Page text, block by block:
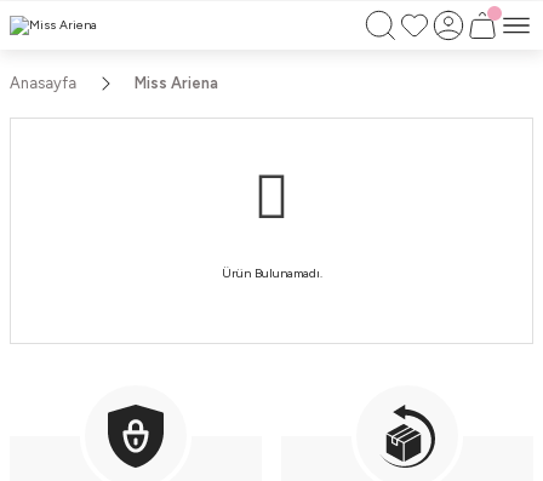
750TL ÜZERİ ALIŞVERİŞLERİNİZDE KARGO BEDAVA!!
Anasayfa Miss Ariena
Ürün Bulunamadı.